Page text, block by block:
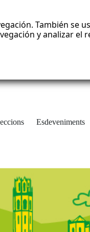
También se
y analizar
Esdeveniments